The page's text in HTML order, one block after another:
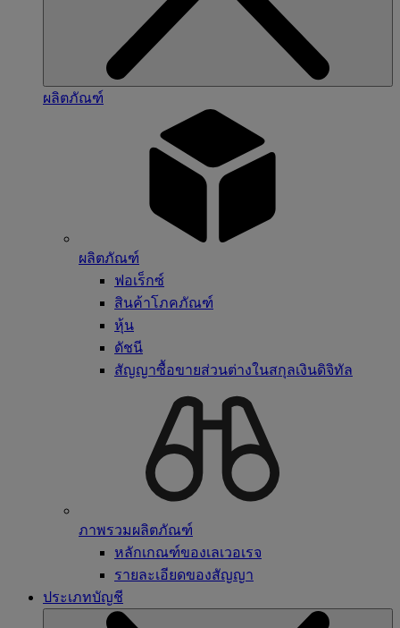
ผลิตภัณฑ์
ผลิตภัณฑ์
ฟอเร็กซ์
สินค้าโภคภัณฑ์
หุ้น
ดัชนี
สัญญาซื้อขายส่วนต่างในสกุลเงินดิจิทัล
ภาพรวมผลิตภัณฑ์
หลักเกณฑ์ของเลเวอเรจ
รายละเอียดของสัญญา
ประเภทบัญชี